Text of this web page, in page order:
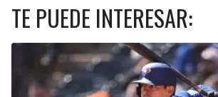
TE PUEDE INTERESAR: